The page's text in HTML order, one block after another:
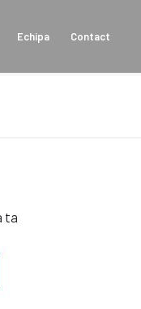
Echipa Contact
ta